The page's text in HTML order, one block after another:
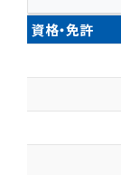
資格・免許